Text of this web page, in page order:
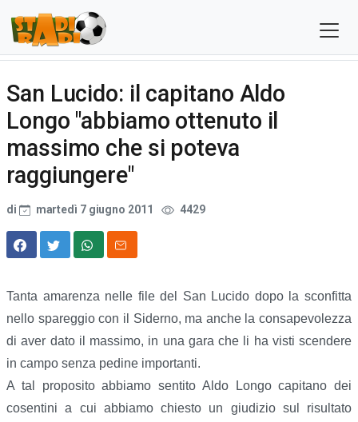
San Lucido: il capitano Aldo
Longo "abbiamo ottenuto il
massimo che si poteva
raggiungere"
di martedì 7 giugno 2011 4429
Tanta amarenza nelle file del San Lucido dopo la sconfitta
nello spareggio con il Siderno, ma anche la consapevolezza
di aver dato il massimo, in una gara che li ha visti scendere
in campo senza pedine importanti.
A tal proposito abbiamo sentito Aldo Longo capitano dei
cosentini a cui abbiamo chiesto un giudizio sul risultato